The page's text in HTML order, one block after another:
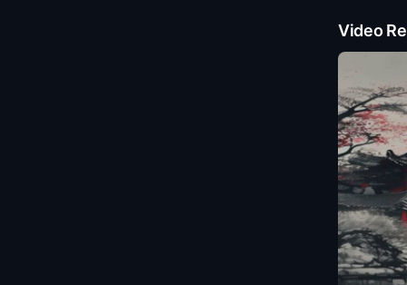
Video